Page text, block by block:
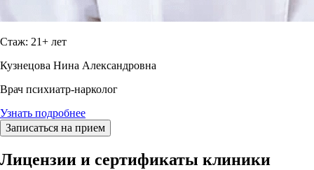
Стаж: 21+ лет
Кузнецова Нина Александровна
Врач психиатр-нарколог
Узнать подробнее
Записаться на прием
Лицензии и сертификаты клиники